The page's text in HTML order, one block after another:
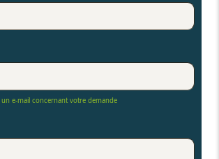
e-mail concernant votre demande